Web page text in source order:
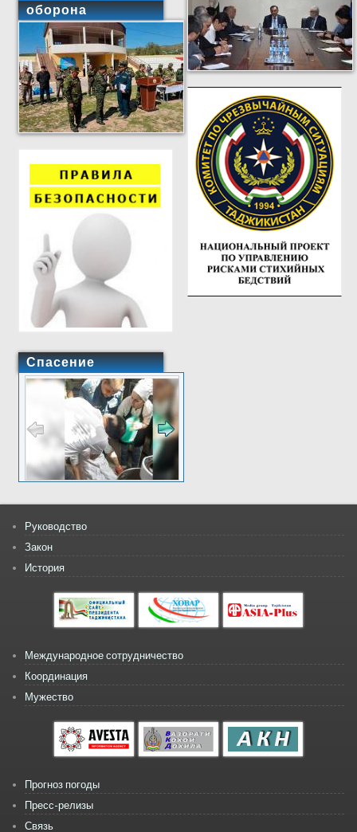
оборона
Спасение
Руководство
Закон
История
Международное сотрудничество
Координация
Мужество
Прогноз погоды
Пресс-релизы
Связь